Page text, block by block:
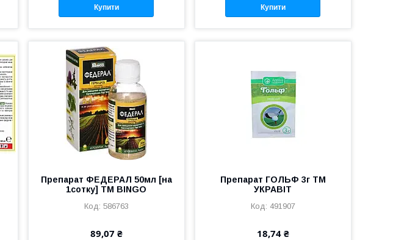
Купити Купити
Препарат ФЕДЕРАЛ 50мл [на
1сотку] ТМ BINGO
586763
89,07 ₴
Препарат ГОЛЬФ 3г ТМ
УКРАВІТ
491907
18,74 ₴